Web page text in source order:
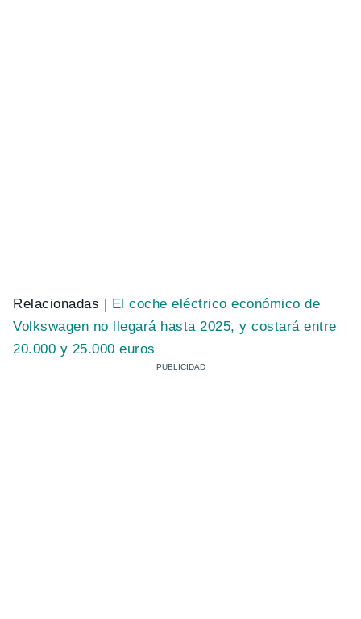
Relacionadas | El coche eléctrico económico de
Volkswagen no llegará hasta 2025, y costará entre
20.000 y 25.000 euros